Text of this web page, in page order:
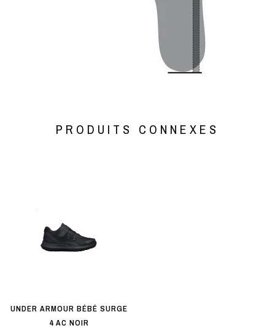
PRODUITS CONNEXES
UNDER ARMOUR BÉBÉ SURGE
4 AC NOIR